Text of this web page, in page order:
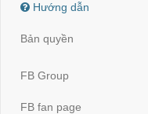
Hướng dẫn
Bản quyền
FB Group
FB fan page